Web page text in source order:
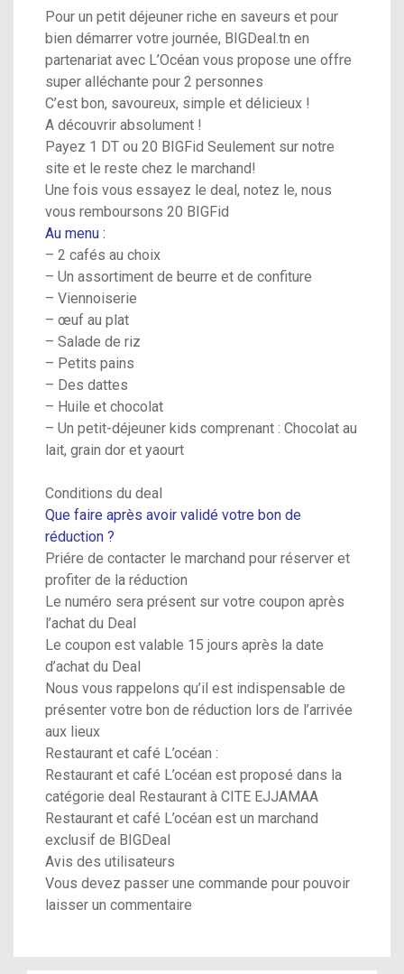
Pour un petit déjeuner riche en saveurs et pour
bien démarrer votre journée, BIGDeal.tn en
partenariat avec L’Océan vous propose une offre
super alléchante pour 2 personnes
C’est bon, savoureux, simple et délicieux !
A découvrir absolument !
Payez 1 DT ou 20 BIGFid Seulement sur notre
site et le reste chez le marchand!
Une fois vous essayez le deal, notez le, nous
vous remboursons 20 BIGFid
Au menu :
– 2 cafés au choix
– Un assortiment de beurre et de confiture
– Viennoiserie
– œuf au plat
– Salade de riz
– Petits pains
– Des dattes
– Huile et chocolat
– Un petit-déjeuner kids comprenant : Chocolat au
lait, grain dor et yaourt
Conditions du deal
Que faire après avoir validé votre bon de
réduction ?
Priére de contacter le marchand pour réserver et
profiter de la réduction
Le numéro sera présent sur votre coupon après
l’achat du Deal
Le coupon est valable 15 jours après la date
d’achat du Deal
Nous vous rappelons qu’il est indispensable de
présenter votre bon de réduction lors de l’arrivée
aux lieux
Restaurant et café L’océan :
Restaurant et café L’océan est proposé dans la
catégorie deal Restaurant à CITE EJJAMAA
Restaurant et café L’océan est un marchand
exclusif de BIGDeal
Avis des utilisateurs
Vous devez passer une commande pour pouvoir
laisser un commentaire